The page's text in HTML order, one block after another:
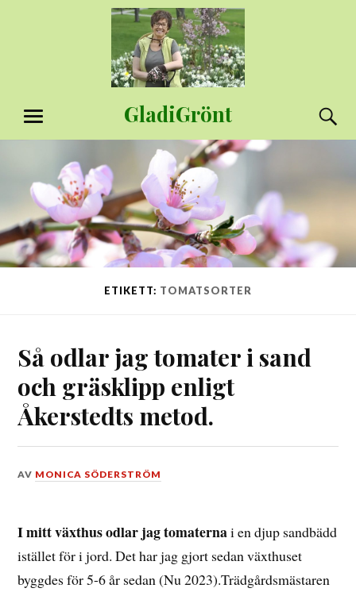
GladiGrönt
MENY
ETIKETT: TOMATSORTER
Så odlar jag tomater i sand
och gräsklipp enligt
Åkerstedts metod.
DEN
2023
AV MONICA SÖDERSTRÖM
I mitt växthus odlar jag tomaternai en djup sandbädd
istället för i jord. Det har jag gjort sedan växthuset
byggdes för 5-6 år sedan (Nu 2023).Trädgårdsmästaren